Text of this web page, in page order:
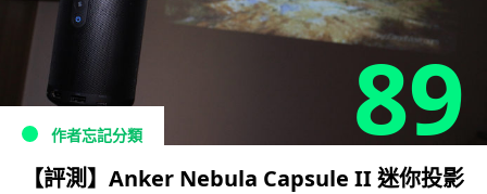
89
作者忘記分類
【評測】Anker Nebula Capsule II 迷你投影